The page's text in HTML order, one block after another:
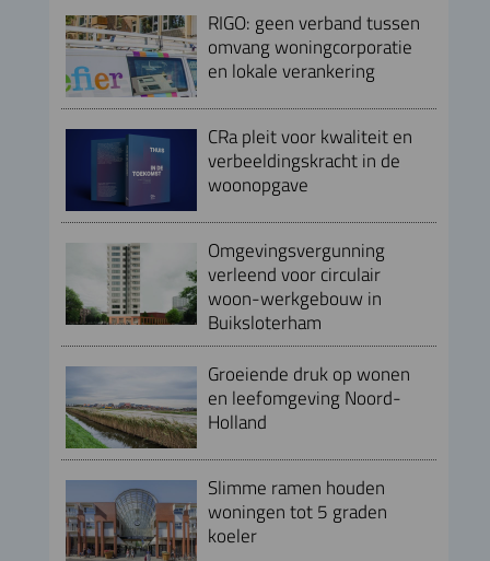
RIGO: geen verband tussen
omvang woningcorporatie
en lokale verankering
CRa pleit voor kwaliteit en
verbeeldingskracht in de
woonopgave
Omgevingsvergunning
verleend voor circulair
woon-werkgebouw in
Buiksloterham
Groeiende druk op wonen
en leefomgeving Noord-
Holland
Slimme ramen houden
woningen tot 5 graden
koeler